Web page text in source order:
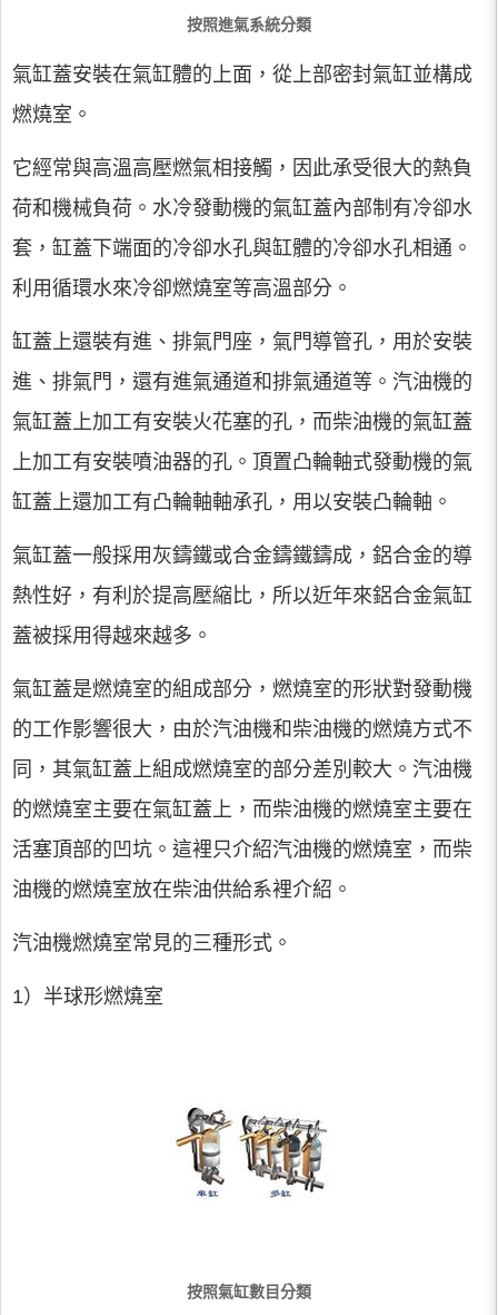
按照進氣系統分類
氣缸蓋安裝在氣缸體的上面，從上部密封氣缸並構成
燃燒室。
它經常與高溫高壓燃氣相接觸，因此承受很大的熱負
荷和機械負荷。水冷發動機的氣缸蓋內部制有冷卻水
套，缸蓋下端面的冷卻水孔與缸體的冷卻水孔相通。
利用循環水來冷卻燃燒室等高溫部分。
缸蓋上還裝有進、排氣門座，氣門導管孔，用於安裝
進、排氣門，還有進氣通道和排氣通道等。汽油機的
氣缸蓋上加工有安裝火花塞的孔，而柴油機的氣缸蓋
上加工有安裝噴油器的孔。頂置凸輪軸式發動機的氣
缸蓋上還加工有凸輪軸軸承孔，用以安裝凸輪軸。
氣缸蓋一般採用灰鑄鐵或合金鑄鐵鑄成，鋁合金的導
熱性好，有利於提高壓縮比，所以近年來鋁合金氣缸
蓋被採用得越來越多。
氣缸蓋是燃燒室的組成部分，燃燒室的形狀對發動機
的工作影響很大，由於汽油機和柴油機的燃燒方式不
同，其氣缸蓋上組成燃燒室的部分差別較大。汽油機
的燃燒室主要在氣缸蓋上，而柴油機的燃燒室主要在
活塞頂部的凹坑。這裡只介紹汽油機的燃燒室，而柴
油機的燃燒室放在柴油供給系裡介紹。
汽油機燃燒室常見的三種形式。
1）半球形燃燒室
按照氣缸數目分類